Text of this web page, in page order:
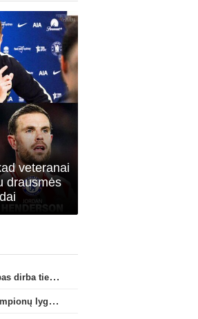
veteranai
drausmės
S. Adali: „Besiktas“ klubas dirba ties D. Vlahovičiaus atvykimu“
V. Dambrausko ekipa Čempionų lygos atrankoje patyrė skaudžią nesėkmę